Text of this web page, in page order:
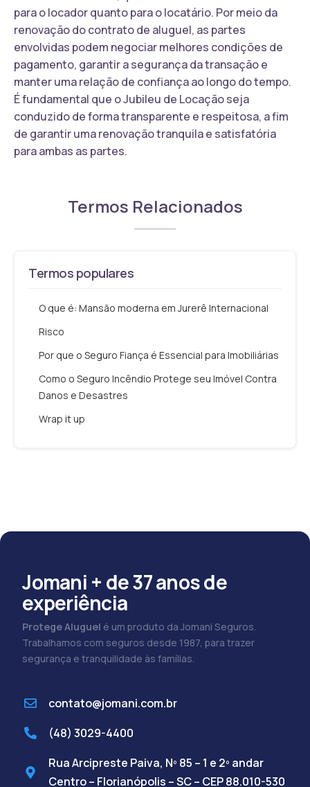
para o locador quanto para o locatário. Por meio da
renovação do contrato de aluguel, as partes
envolvidas podem negociar melhores condições de
pagamento, garantir a segurança da transação e
manter uma relação de confiança ao longo do tempo.
É fundamental que o Jubileu de Locação seja
conduzido de forma transparente e respeitosa, a fim
de garantir uma renovação tranquila e satisfatória
para ambas as partes.
Termos Relacionados
Termos populares
O que é: Mansão moderna em Jurerê Internacional
Risco
Por que o Seguro Fiança é Essencial para Imobiliárias
Como o Seguro Incêndio Protege seu Imóvel Contra
Danos e Desastres
Wrap it up
Jomani + de 37 anos de
experiência
Protege Aluguel é um produto da Jomani Seguros.
Trabalhamos com seguros desde 1987, para trazer
segurança e tranquilidade às famílias.
contato@jomani.com.br
(48) 3029-4400
Rua Arcipreste Paiva, Nº 85 – 1 e 2º andar
Centro – Florianópolis – SC – CEP 88.010-530